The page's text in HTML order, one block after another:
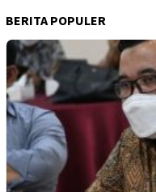
BERITA POPULER